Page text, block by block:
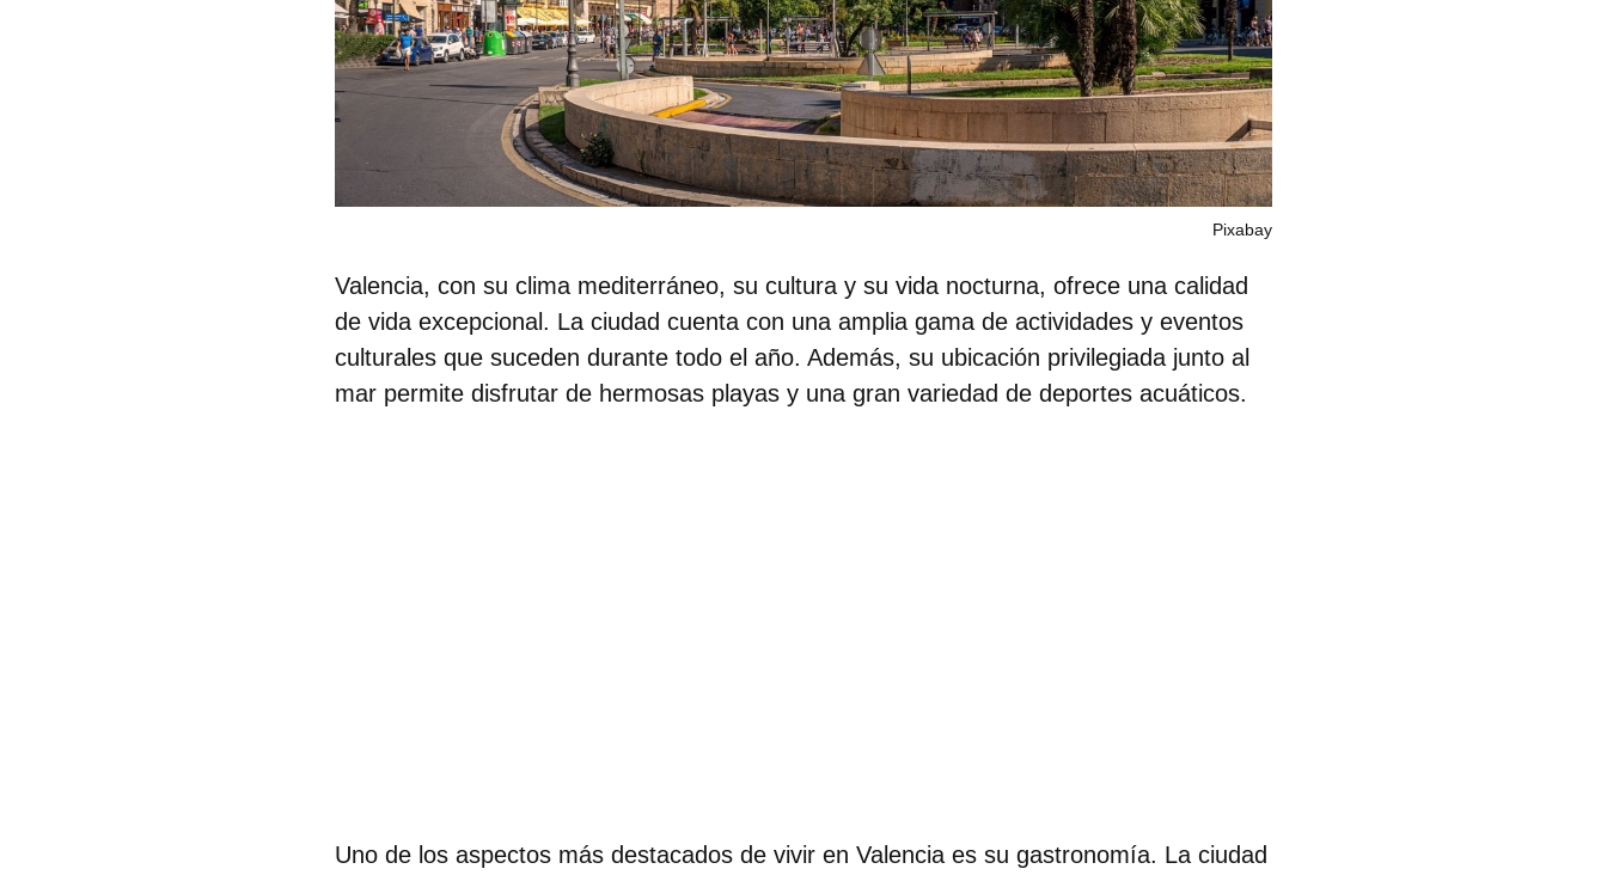
Pixabay
Valencia, con su clima mediterráneo, su cultura y su vida nocturna, ofrece una calidad
de vida excepcional. La ciudad cuenta con una amplia gama de actividades y eventos
culturales que suceden durante todo el año. Además, su ubicación privilegiada junto al
mar permite disfrutar de hermosas playas y una gran variedad de deportes acuáticos.
Uno de los aspectos más destacados de vivir en Valencia es su gastronomía. La ciudad